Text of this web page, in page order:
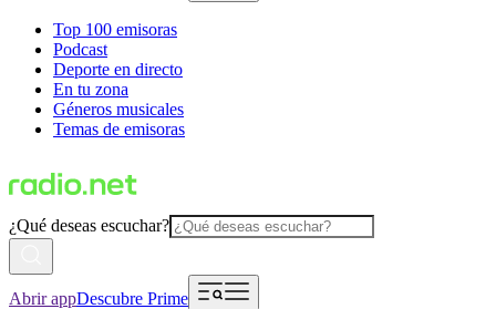
Top 100 emisoras
Podcast
Deporte en directo
En tu zona
Géneros musicales
Temas de emisoras
¿Qué deseas escuchar?
Abrir appDescubre Prime